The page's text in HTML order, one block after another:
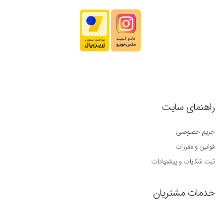
راهنمای سایت
حریم خصوصی
قوانین و مقررات
ثبت شکایات و پیشنهادات
خدمات مشتریان